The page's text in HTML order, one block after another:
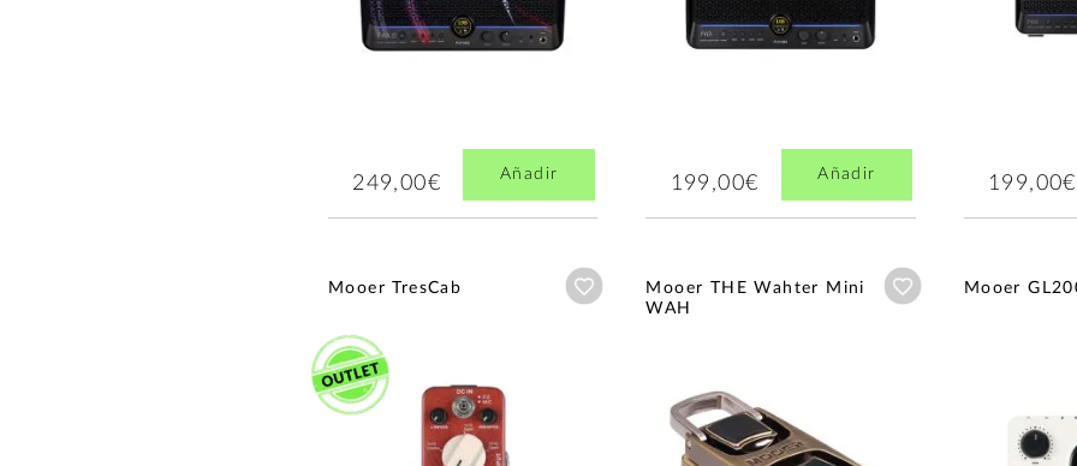
249,00€ Añadir 199,00€ Añadir 199,00€
Mooer TresCab Añadir a wishlist
Mooer THE Wahter Mini
WAH
Añadir a wishlist
Mooer